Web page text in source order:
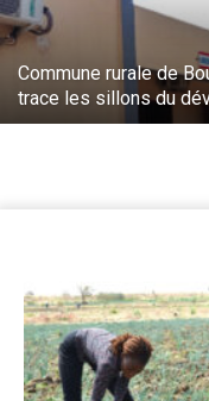
Commune rurale de
trace les sillons du